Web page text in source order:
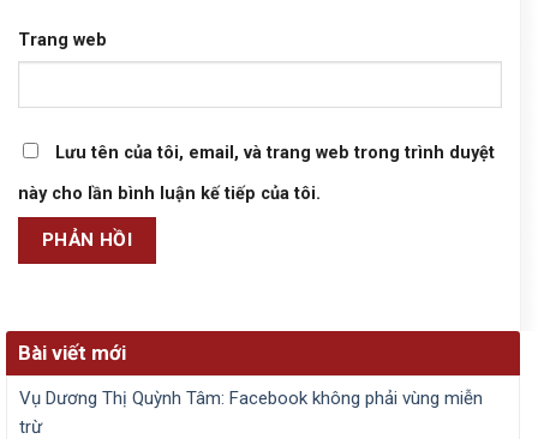
Trang web
Lưu tên của tôi, email, và trang web trong trình duyệt
này cho lần bình luận kế tiếp của tôi.
Bài viết mới
Vụ Dương Thị Quỳnh Tâm: Facebook không phải vùng miễn
trừ